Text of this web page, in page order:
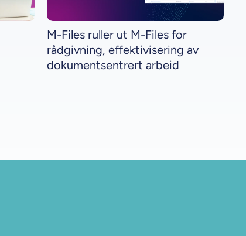
M-Files ruller ut M-Files for
rådgivning, effektivisering av
dokumentsentrert arbeid